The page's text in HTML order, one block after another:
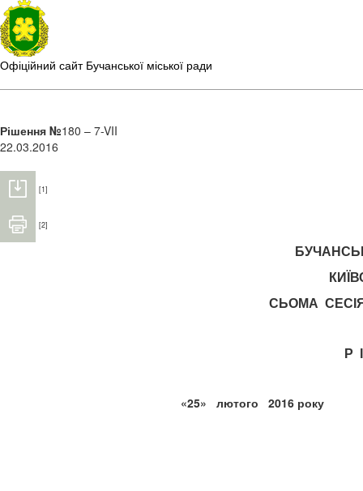
Офіційний сайт Бучанської міської ради
Рішення №180 – 7-VII
22.03.2016
[1]
[2]
СЬОМА
Р
«25» лютого